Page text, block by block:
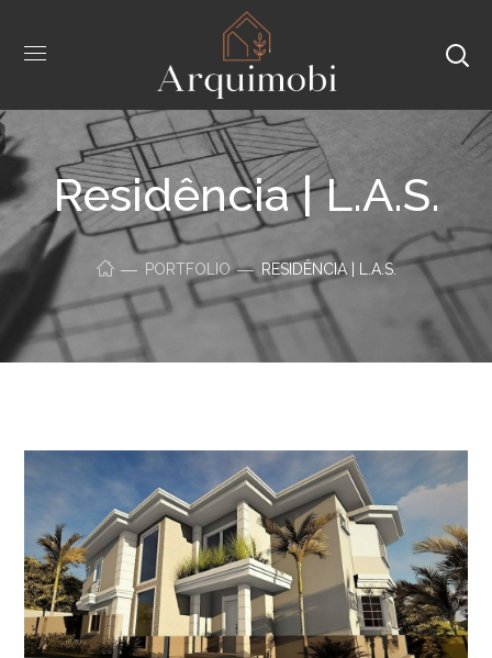
Residência | L.A.S.
PORTFOLIO RESIDÊNCIA | L.A.S.